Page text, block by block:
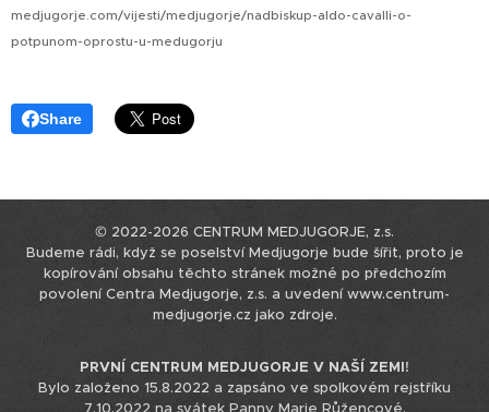
medjugorje.com/vijesti/medjugorje/nadbiskup-aldo-cavalli-o-
potpunom-oprostu-u-medugorju
Share
© 2022-2026 CENTRUM MEDJUGORJE, z.s.
Budeme rádi, když se poselství Medjugorje bude šířit, proto je
kopírování obsahu těchto stránek možné po předchozím
povolení Centra Medjugorje, z.s. a uvedení www.centrum-
medjugorje.cz jako zdroje.
PRVNÍ CENTRUM MEDJUGORJE V NAŠÍ ZEMI!
Bylo založeno 15.8.2022 a zapsáno ve spolkovém rejstříku